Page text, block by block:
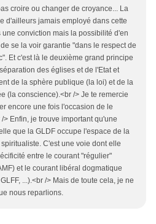
croire ou changer de croyance... La
d'ailleurs jamais employé dans cette
une conviction mais la possibilité d'en
se la voir garantie "dans le respect de
Et c'est là le deuxième grand principe
des églises et de l'Etat et
de la sphère publique (la loi) et de la
(la conscience).<br /> Je te remercie
encore une fois l'occasion de le
> Enfin, je trouve important qu'une
que la GLDF occupe l'espace de la
C'est une voie dont elle
entre le courant "régulier"
et le courant libéral dogmatique
...).<br /> Mais de toute cela, je ne
nous reparlions.